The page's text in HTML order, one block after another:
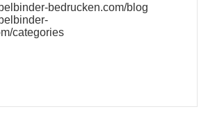
bedrucken.com/blog
categories